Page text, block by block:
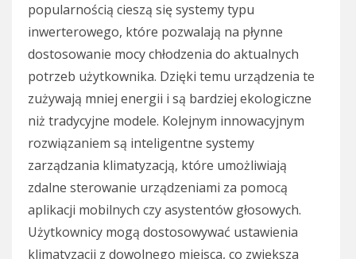
popularnością cieszą się systemy typu
inwerterowego, które pozwalają na płynne
dostosowanie mocy chłodzenia do aktualnych
potrzeb użytkownika. Dzięki temu urządzenia te
zużywają mniej energii i są bardziej ekologiczne
niż tradycyjne modele. Kolejnym innowacyjnym
rozwiązaniem są inteligentne systemy
zarządzania klimatyzacją, które umożliwiają
zdalne sterowanie urządzeniami za pomocą
aplikacji mobilnych czy asystentów głosowych.
Użytkownicy mogą dostosowywać ustawienia
klimatyzacji z dowolnego miejsca, co zwiększa